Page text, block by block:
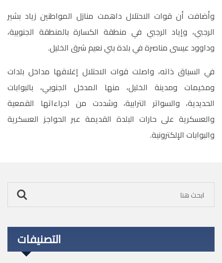
وأضافت أن قوات الاحتلال داهمت منازل المواطنين زياد بشير
الرجبي، وإياد الرجبي في منطقة الكسارة بالمنطقة الجنوبية،
وداوود عيسى مناصرة في بلدة بني نعيم شرق الخليل.
في السياق ذاته، واصلت قوات الاحتلال إغلاقها مداخل بلدات
ومخيمات ومدينة الخليل، منها المدخل الجنوبي، بالبوابات
الحديدية، والسواتر الترابية، وشددت من اجراءاتها القمعية
والعسكرية على حارات البلدة القديمة عبر الحواجز العسكرية
والبوابات الإلكترونية.
التصنيفات